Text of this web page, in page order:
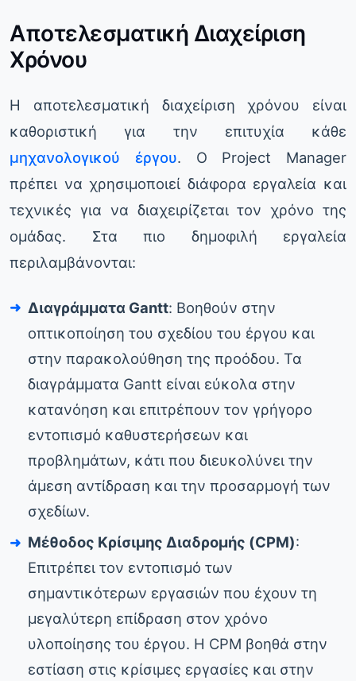
Αποτελεσματική Διαχείριση
Χρόνου
Η αποτελεσματική διαχείριση χρόνου είναι
καθοριστική για την επιτυχία κάθε
μηχανολογικού έργου. Ο Project Manager
πρέπει να χρησιμοποιεί διάφορα εργαλεία και
τεχνικές για να διαχειρίζεται τον χρόνο της
ομάδας. Στα πιο δημοφιλή εργαλεία
περιλαμβάνονται:
Διαγράμματα Gantt: Βοηθούν στην
οπτικοποίηση του σχεδίου του έργου και
στην παρακολούθηση της προόδου. Τα
διαγράμματα Gantt είναι εύκολα στην
κατανόηση και επιτρέπουν τον γρήγορο
εντοπισμό καθυστερήσεων και
προβλημάτων, κάτι που διευκολύνει την
άμεση αντίδραση και την προσαρμογή των
σχεδίων.
Μέθοδος Κρίσιμης Διαδρομής (CPM):
Επιτρέπει τον εντοπισμό των
σημαντικότερων εργασιών που έχουν τη
μεγαλύτερη επίδραση στον χρόνο
υλοποίησης του έργου. Η CPM βοηθά στην
εστίαση στις κρίσιμες εργασίες και στην